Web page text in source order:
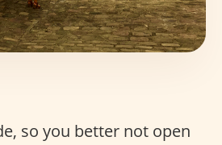
so you better not open